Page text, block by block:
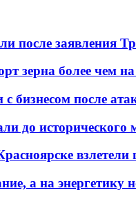
после заявления
зерна более чем
с бизнесом после
до
а на энергетику